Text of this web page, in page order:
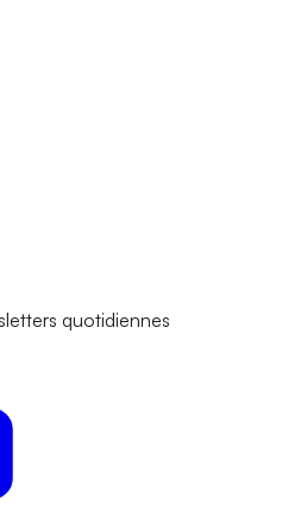
quotidiennes